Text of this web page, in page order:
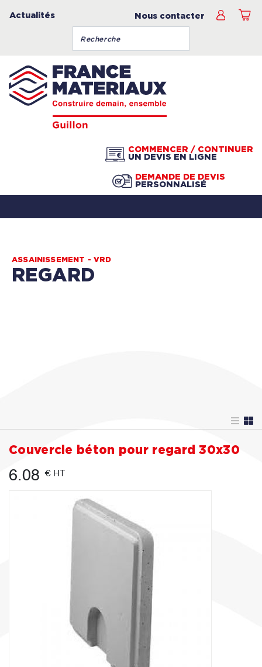
Actualités Nous contacter
COMMENCER / CONTINUER
UN DEVIS EN LIGNE
DEMANDE DE DEVIS
PERSONNALISÉ
ASSAINISSEMENT - VRD
REGARD
Couvercle béton pour regard 30x30
6.08 € HT